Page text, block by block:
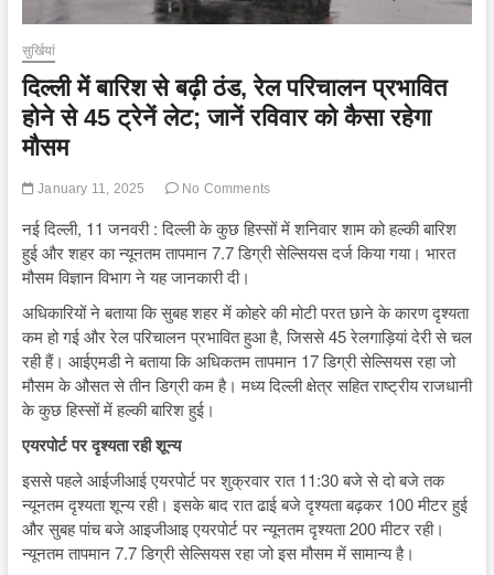
सुर्खियां
दिल्ली में बारिश से बढ़ी ठंड, रेल परिचालन प्रभावित
होने से 45 ट्रेनें लेट; जानें रविवार को कैसा रहेगा
मौसम
January 11, 2025 No Comments
नई दिल्ली, 11 जनवरी : दिल्ली के कुछ हिस्सों में शनिवार शाम को हल्की बारिश
हुई और शहर का न्यूनतम तापमान 7.7 डिग्री सेल्सियस दर्ज किया गया। भारत
मौसम विज्ञान विभाग ने यह जानकारी दी।
अधिकारियों ने बताया कि सुबह शहर में कोहरे की मोटी परत छाने के कारण दृश्यता
कम हो गई और रेल परिचालन प्रभावित हुआ है, जिससे 45 रेलगाड़ियां देरी से चल
रही हैं। आईएमडी ने बताया कि अधिकतम तापमान 17 डिग्री सेल्सियस रहा जो
मौसम के औसत से तीन डिग्री कम है। मध्य दिल्ली क्षेत्र सहित राष्ट्रीय राजधानी
के कुछ हिस्सों में हल्की बारिश हुई।
एयरपोर्ट पर दृश्यता रही शून्य
इससे पहले आईजीआई एयरपोर्ट पर शुक्रवार रात 11:30 बजे से दो बजे तक
न्यूनतम दृश्यता शून्य रही। इसके बाद रात ढाई बजे दृश्यता बढ़कर 100 मीटर हुई
और सुबह पांच बजे आइजीआइ एयरपोर्ट पर न्यूनतम दृश्यता 200 मीटर रही।
न्यूनतम तापमान 7.7 डिग्री सेल्सियस रहा जो इस मौसम में सामान्य है।